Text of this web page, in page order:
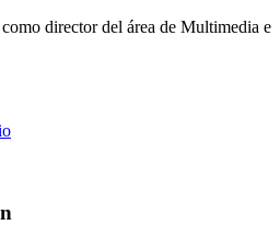
director del área de Multimedia e